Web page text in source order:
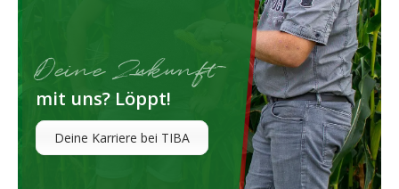
Deine Zukunft
mit uns? Löppt!
Deine Karriere bei TIBA